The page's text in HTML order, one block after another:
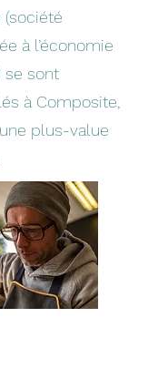
(société
à l’économie
se sont
à Composite,
plus-value